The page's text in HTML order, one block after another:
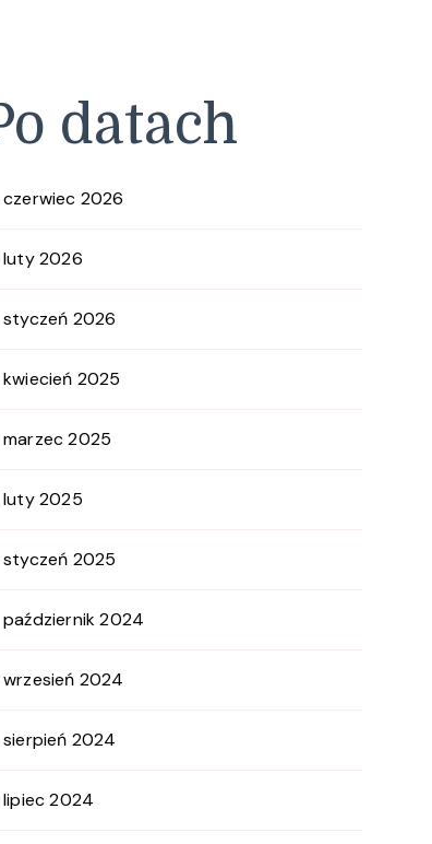
datach
czerwiec 2026
luty 2026
styczeń 2026
kwiecień 2025
marzec 2025
luty 2025
styczeń 2025
październik 2024
wrzesień 2024
sierpień 2024
lipiec 2024